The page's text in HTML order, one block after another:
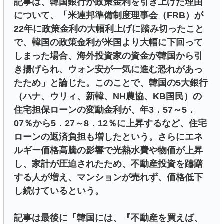
記事は、韓国銀行が政策金利を引き上げた理由
について、「米連邦準備制度理事会（FRB）が
22年に政策金利の大幅利上げに踏み切ったこと
で、韓国の政策金利が米国より大幅に下回って
しまった場合、海外投資家の資金が韓国から引
き揚げられ、ウォン安が一気に進む恐れがあっ
たため」と論じた。このことで、韓国の5大銀行
（ハナ、ウリィ、新韓、NH農協、KB国民）の
住宅担保ローンの変動金利が、年3．57～5．
07％から5．27～8．12％に上昇するなど、住宅
ローンの返済負担も増したという。さらにエネ
ルギー価格高騰の影響で光熱水費や物価が上昇
し、家計が圧迫されたため、不動産投資を躊躇
する人が増え、マンションが売れず、価格低下
し続けているという。
記事は最後に「韓国には、『不動産を買えば、